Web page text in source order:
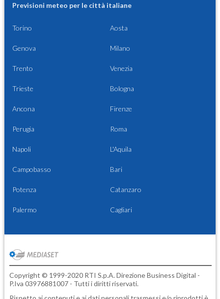
Previsioni meteo per le città italiane
Torino Aosta
Genova Milano
Trento Venezia
Trieste Bologna
Ancona Firenze
Perugia Roma
Napoli L'Aquila
Campobasso Bari
Potenza Catanzaro
Palermo Cagliari
Copyright © 1999-2020 RTI S.p.A. Direzione Business Digital -
P.Iva 03976881007 - Tutti i diritti riservati.